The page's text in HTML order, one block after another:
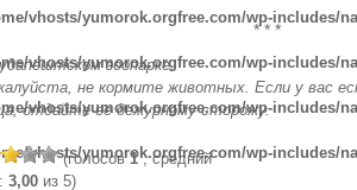
vhosts/yumorok.orgfree.com/wp-includes/
vhosts/yumorok.orgfree.com/wp-includes/
vhosts/yumorok.orgfree.com/wp-includes/
vhosts/yumorok.orgfree.com/wp-includes/
* * *
зоопарке.
не кормите животных. Если у вас
отдайте ее дежурному сторожу.
(голосов1, средний
3,00 из 5)